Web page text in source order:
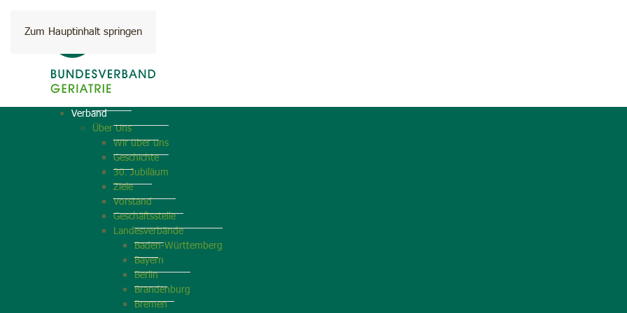
Zum Hauptinhalt springen
Verband
Über Uns
Wir über uns
Geschichte
30. Jubiläum
Ziele
Vorstand
Geschäftsstelle
Landesverbände
Baden-Württemberg
Bayern
Berlin
Brandenburg
Bremen